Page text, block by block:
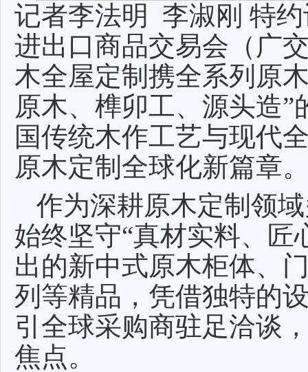
记者李法明 李淑刚 特
进出口商品交易会（广
木全屋定制携全系列原
原木、榫卯工、源头造
国传统木作工艺与现代
原木定制全球化新篇章
作为深耕原木定制领
始终坚守“真材实料、匠
出的新中式原木柜体、
列等精品，凭借独特的
引全球采购商驻足洽谈
焦点。